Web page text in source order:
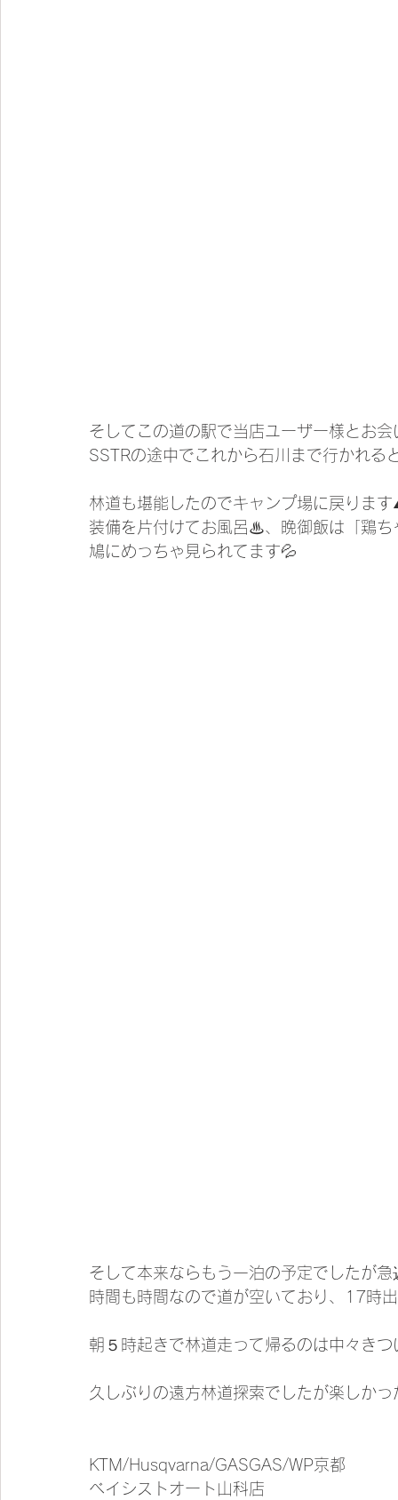
そしてこの道の駅で当店ユーザー様とお
SSTRの途中でこれから石川まで行かれる
林道も堪能したのでキャンプ場に戻ります
装備を片付けてお風呂♨、晩御飯は「鶏ち
鳩にめっちゃ見られてます💦
そして本来ならもう一泊の予定でしたが急
時間も時間なので道が空いており、17時
朝５時起きで林道走って帰るのは中々き
久しぶりの遠方林道探索でしたが楽しかっ
KTM/Husqvarna/GASGAS/WP京都
ベイシストオート山科店